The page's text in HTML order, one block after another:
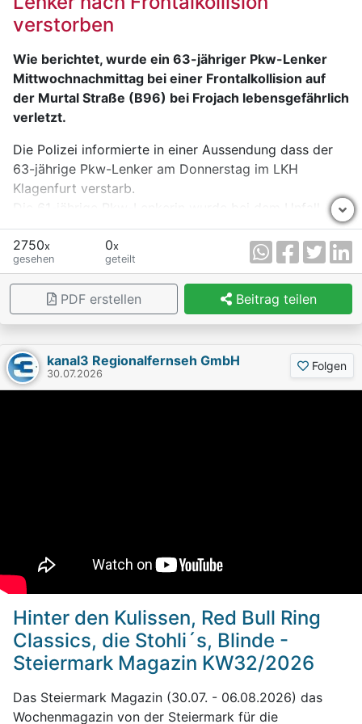
verstorben
Wie berichtet, wurde ein 63-jähriger Pkw-Lenker
Mittwochnachmittag bei einer Frontalkollision auf
der Murtal Straße (B96) bei Frojach lebensgefährlich
verletzt.
Die Polizei informierte in einer Aussendung dass der
63-jährige Pkw-Lenker am Donnerstag im LKH
Klagenfurt verstarb.
Die 61-jährige Pkw-Lenkerin wurde bei dem Unfall
leicht, die 90-jährige Beifahrerin schwer verletzt.
2750x
gesehen
0x
geteilt
PDF erstellen Beitrag teilen
kanal3 Regionalfernseh GmbH
30.07.2026
Folgen
Hinter den Kulissen, Red Bull Ring
Classics, die Stohli´s, Blinde -
Steiermark Magazin KW32/2026
Das Steiermark Magazin (30.07. - 06.08.2026) das
Wochenmagazin von der Steiermark für die